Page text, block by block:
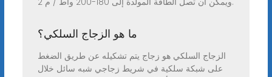
ما هو الزجاج السلكي؟
الزجاج السلكي هو زجاج يتم تشكيله عن طريق الضغط
على شبكة سلكية في شريط زجاجي شبه سائل خلال